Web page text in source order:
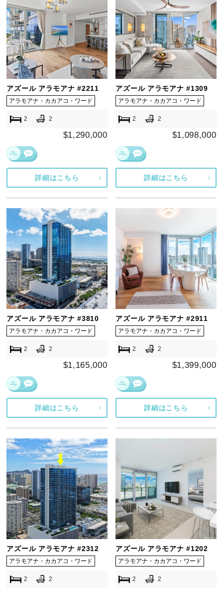
アズール アラモアナ #2211
アラモアナ・カカアコ・ワード
2 2
$1,290,000
詳細はこちら
アズール アラモアナ #1309
アラモアナ・カカアコ・ワード
2 2
$1,098,000
詳細はこちら
アズール アラモアナ #3810
アラモアナ・カカアコ・ワード
2 2
$1,165,000
詳細はこちら
アズール アラモアナ #2911
アラモアナ・カカアコ・ワード
2 2
$1,399,000
詳細はこちら
アズール アラモアナ #2312
アラモアナ・カカアコ・ワード
2 2
アズール アラモアナ #1202
アラモアナ・カカアコ・ワード
2 2